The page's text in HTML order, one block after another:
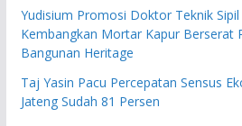
Yudisium Promosi Doktor Teknik Sipil
Kembangkan Mortar Kapur Berserat
Bangunan Heritage
Taj Yasin Pacu Percepatan Sensus
Jateng Sudah 81 Persen